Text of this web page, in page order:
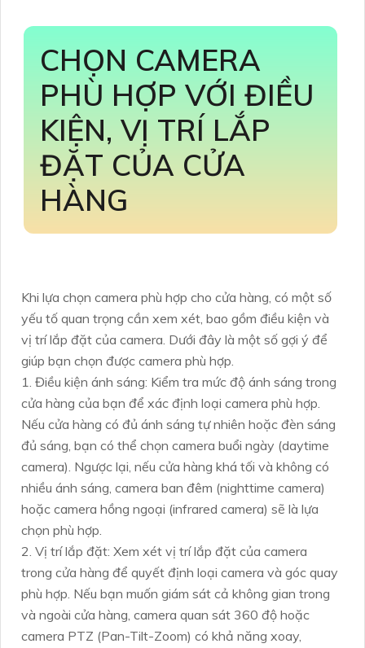
CHỌN CAMERA
PHÙ HỢP VỚI ĐIỀU
KIỆN, VỊ TRÍ LẮP
ĐẶT CỦA CỬA
HÀNG
Khi lựa chọn camera phù hợp cho cửa hàng, có một số
yếu tố quan trọng cần xem xét, bao gồm điều kiện và
vị trí lắp đặt của camera. Dưới đây là một số gợi ý để
giúp bạn chọn được camera phù hợp.
1. Điều kiện ánh sáng: Kiểm tra mức độ ánh sáng trong
cửa hàng của bạn để xác định loại camera phù hợp.
Nếu cửa hàng có đủ ánh sáng tự nhiên hoặc đèn sáng
đủ sáng, bạn có thể chọn camera buổi ngày (daytime
camera). Ngược lại, nếu cửa hàng khá tối và không có
nhiều ánh sáng, camera ban đêm (nighttime camera)
hoặc camera hồng ngoại (infrared camera) sẽ là lựa
chọn phù hợp.
2. Vị trí lắp đặt: Xem xét vị trí lắp đặt của camera
trong cửa hàng để quyết định loại camera và góc quay
phù hợp. Nếu bạn muốn giám sát cả không gian trong
và ngoài cửa hàng, camera quan sát 360 độ hoặc
camera PTZ (Pan-Tilt-Zoom) có khả năng xoay,